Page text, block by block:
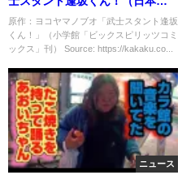
レビ）
原作：ヨコヤマノブオ「武士スタント逢坂
くん！」（小学館「ビックスピリッツコミ
ックス」刊） Source: https://kakaku.co...
ニュース